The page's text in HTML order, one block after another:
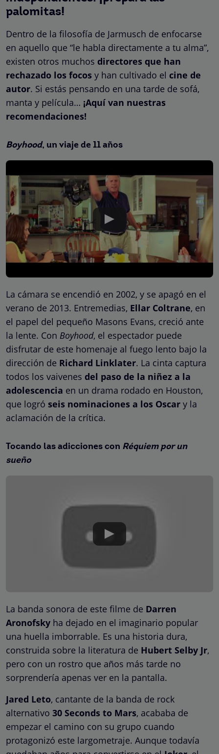
palomitas!
Dentro de la filosofía de Jarmusch de enfocarse
en aquello que “le habla directamente a tu alma”,
existen otros muchos directores que han
rechazado los focos y han cultivado el cine de
autor. Si estás pensando en una tarde de sofá,
manta y película… ¡Aquí van nuestras
recomendaciones!
Boyhood, un viaje de 11 años
La cámara se encendió en 2002, y se apagó en el
verano de 2013. Entremedias, Ellar Coltrane, en
el papel del pequeño Masons Evans, creció ante
la lente. Con Boyhood, el espectador puede
disfrutar de este homenaje al fuego lento bajo la
dirección de Richard Linklater. La cinta captura
todos los vaivenes del paso de la niñez a la
adolescencia en un drama rodado en Houston,
que logró seis nominaciones a los Oscar y la
aclamación de la crítica.
Tocando las adicciones con Réquiem por un
sueño
La banda sonora de este filme de Darren
Aronofsky ha dejado en el imaginario popular
una huella imborrable. Es una historia dura,
construida sobre la literatura de Hubert Selby Jr,
pero con un rostro que años más tarde no
sorprendería apenas ver en la pantalla.
Jared Leto, cantante de la banda de rock
alternativo 30 Seconds to Mars, acababa de
empezar el camino con su grupo cuando
protagonizó este largometraje. Aunque todavía